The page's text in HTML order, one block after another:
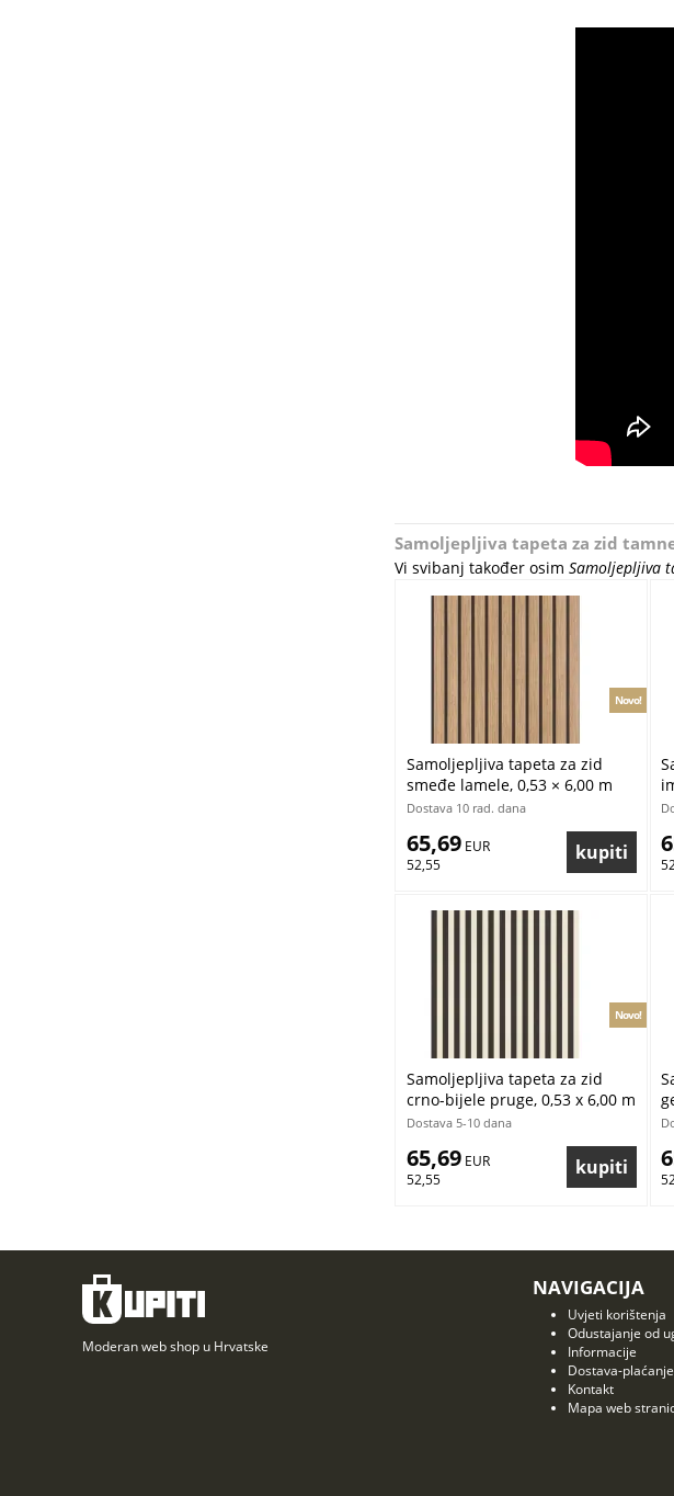
Samoljepljiva tapeta za zid
Vi svibanj također osim Samoljepljiva
Samoljepljiva tapeta za zid
smeđe lamele, 0,53 × 6,00 m
Novo!
Dostava 10 rad. dana
65,69 EUR
52,55
Samoljepljiva tapeta za zid
crno-bijele pruge, 0,53 x 6,00 m
Novo!
Dostava 5-10 dana
65,69 EUR
52,55
Moderan web shop u Hrvatske
NAVIGACIJA
Uvjeti korištenja
Odustajanje od
Informacije
Dostava-plaćanje
Kontakt
Mapa web